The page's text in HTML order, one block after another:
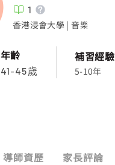
1
香港浸會大學 | 音樂
年齡
41-45歲
補習經驗
5-10年
導師資歷 家長評論